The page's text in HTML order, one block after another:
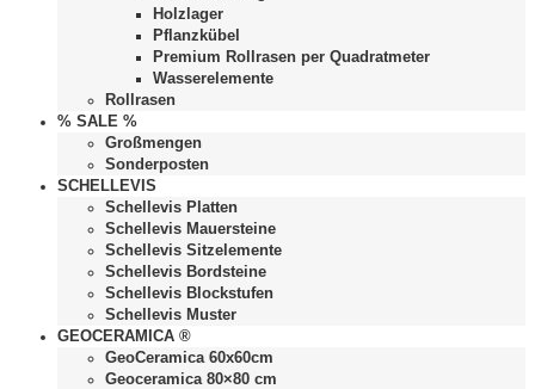
Holzlager
Pflanzkübel
Premium Rollrasen per Quadratmeter
Wasserelemente
Rollrasen
% SALE %
Großmengen
Sonderposten
SCHELLEVIS
Schellevis Platten
Schellevis Mauersteine
Schellevis Sitzelemente
Schellevis Bordsteine
Schellevis Blockstufen
Schellevis Muster
GEOCERAMICA ®
GeoCeramica 60x60cm
Geoceramica 80×80 cm